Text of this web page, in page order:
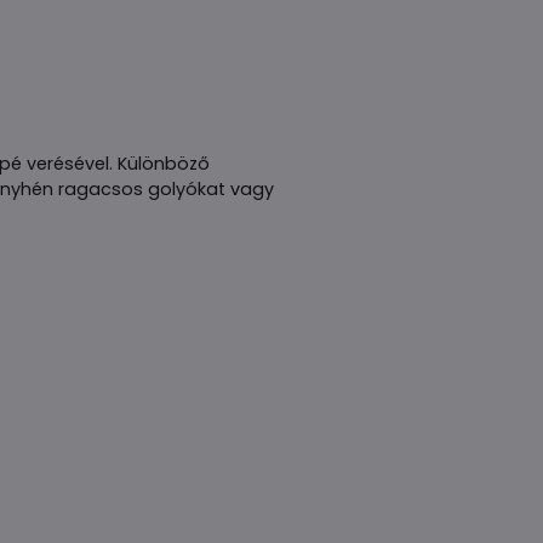
verésével. Különböző
ragacsos golyókat vagy